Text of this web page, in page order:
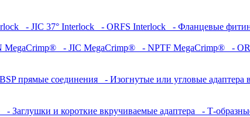
- JIC 37° Interlock - ORFS Interlock
- Фланцевые
MegaCrimp® - JIC MegaCrimp® - NPTF MegaCrimp®
-
прямые соединения - Изогнутые или угловые адаптера
- Заглушки и короткие вкручиваемые адаптера - Т-